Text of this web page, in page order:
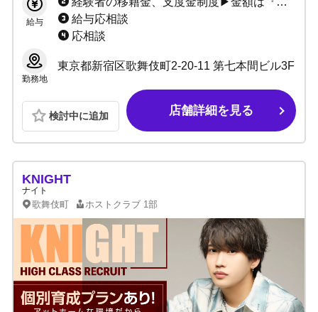
給与
給与応相談
応相談
勤務地
東京都新宿区歌舞伎町2-20-11 第七本間ビル3F
検討中に追加 店舗詳細を見る
KNIGHT
ナイト
歌舞伎町 ホストクラブ 1部